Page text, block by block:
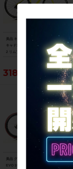
美品 キャノンデール CANNONDALE
キャド13 CAAD 13 12速 ULTEGRA Di
2 リムブレーキ 2021年 ロードバイク 5
1サイズ ニュークリアイエロー
318,021円
美品 グスト GUSTO RCR TEAN DURO
EVO 105 ホイールカスタム 2021年 カ